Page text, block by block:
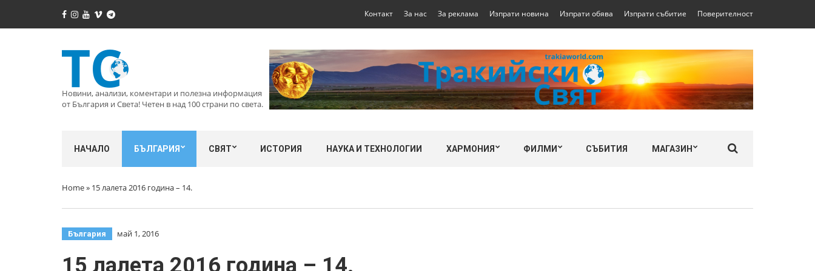
Контакт За нас За реклама Изпрати новина Изпрати обява Изпрати събитие Поверителност
Новини, анализи, коментари и полезна информация
от България и Света! Четен в над 100 страни по света.
НАЧАЛО БЪЛГАРИЯ СВЯТ ИСТОРИЯ НАУКА И ТЕХНОЛОГИИ ХАРМОНИЯ ФИЛМИ СЪБИТИЯ МАГАЗИН
Home» 15 лалета 2016 година – 14.
България май 1, 2016
15 лалета 2016 година – 14.